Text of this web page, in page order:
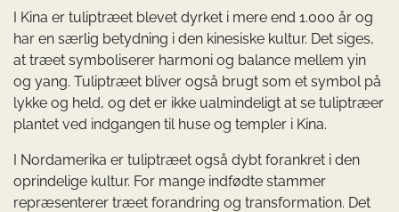
I Kina er tuliptræet blevet dyrket i mere end 1.000 år og
har en særlig betydning i den kinesiske kultur. Det siges,
at træet symboliserer harmoni og balance mellem yin
og yang. Tuliptræet bliver også brugt som et symbol på
lykke og held, og det er ikke ualmindeligt at se tuliptræer
plantet ved indgangen til huse og templer i Kina.
I Nordamerika er tuliptræet også dybt forankret i den
oprindelige kultur. For mange indfødte stammer
repræsenterer træet forandring og transformation. Det